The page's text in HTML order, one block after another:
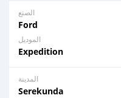
الصنع
Ford
الموديل
Expedition
المدينة
Serekunda